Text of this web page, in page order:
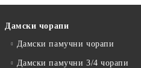
Дамски чорапи
Дамски памучни чорапи
Дамски памучни 3/4 чорапи